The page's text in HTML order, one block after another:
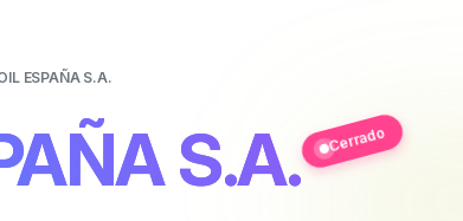
ESPAÑA S.A.
S.A. Cerrado